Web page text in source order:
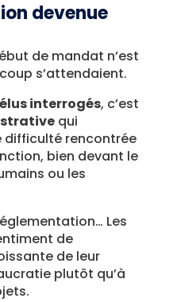
devenue
de mandat n’est
s’attendaient.
élus interrogés, c’est
qui
rencontrée
bien devant le
ou les
Les
de
de leur
plutôt qu’à